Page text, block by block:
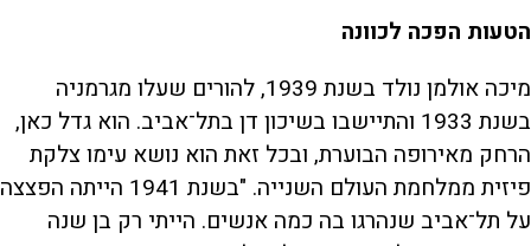
הטעות הפכה לכוונה
מיכה אולמן נולד בשנת 1939, להורים שעלו מגרמניה
בשנת 1933 והתיישבו בשיכון דן בתל־אביב. הוא גדל כאן,
הרחק מאירופה הבוערת, ובכל זאת הוא נושא עימו צלקת
פיזית ממלחמת העולם השנייה. "בשנת 1941 הייתה הפצצה
על תל־אביב שנהרגו בה כמה אנשים. הייתי רק בן שנה